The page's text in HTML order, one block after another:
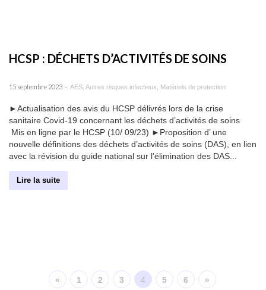
HCSP : DÉCHETS D’ACTIVITÉS DE SOINS
15 septembre 2023 - AES Autres risques infectieux Matériels de protection
►Actualisation des avis du HCSP délivrés lors de la crise
sanitaire Covid-19 concernant les déchets d’activités de soins
Mis en ligne par le HCSP (10/ 09/23) ►Proposition d’ une
nouvelle définitions des déchets d’activités de soins (DAS), en lien
avec la révision du guide national sur l’élimination des DAS...
Lire la suite
« 1 2 3 4 5 6 »